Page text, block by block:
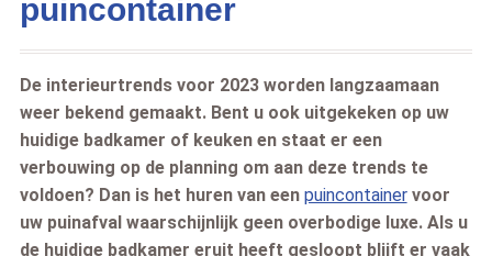
puincontainer
De interieurtrends voor 2023 worden langzaamaan
weer bekend gemaakt. Bent u ook uitgekeken op uw
huidige badkamer of keuken en staat er een
verbouwing op de planning om aan deze trends te
voldoen? Dan is het huren van een puincontainervoor
uw puinafval waarschijnlijk geen overbodige luxe. Als u
de huidige badkamer eruit heeft gesloopt blijft er vaak